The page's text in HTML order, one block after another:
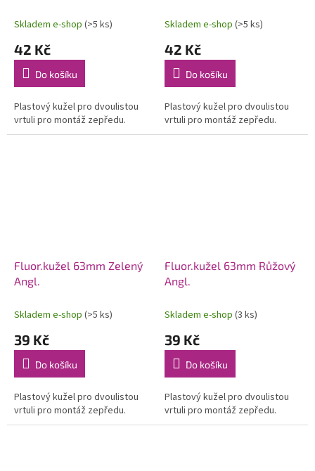
Skladem e-shop (>5 ks)
42 Kč
Do košíku
Plastový kužel pro dvoulistou
vrtuli pro montáž zepředu.
Skladem e-shop (>5 ks)
42 Kč
Do košíku
Plastový kužel pro dvoulistou
vrtuli pro montáž zepředu.
Fluor.kužel 63mm Zelený
Angl.
Skladem e-shop (>5 ks)
39 Kč
Do košíku
Plastový kužel pro dvoulistou
vrtuli pro montáž zepředu.
Fluor.kužel 63mm Růžový
Angl.
Skladem e-shop (3 ks)
39 Kč
Do košíku
Plastový kužel pro dvoulistou
vrtuli pro montáž zepředu.